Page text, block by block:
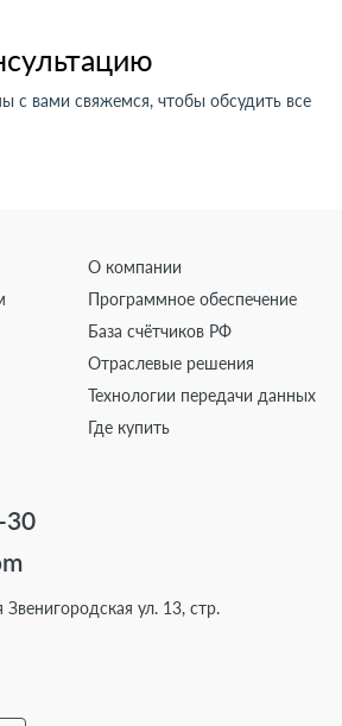
с вами свяжемся, чтобы обсудить все
О компании
Программное обеспечение
База счётчиков РФ
Отраслевые решения
Технологии передачи данных
Где купить
30
ул. 13, стр.